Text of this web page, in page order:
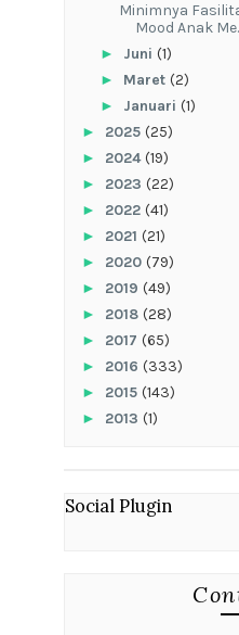
‎Minimnya
Mood Anak
► Juni (1)
► Maret (2)
► Januari (1)
► 2025 (25)
► 2024(19)
► 2023 (22)
► 2022 (41)
► 2021 (21)
► 2020 (79)
► 2019 (49)
► 2018 (28)
► 2017 (65)
► 2016 (333)
► 2015 (143)
► 2013 (1)
Social Plugin